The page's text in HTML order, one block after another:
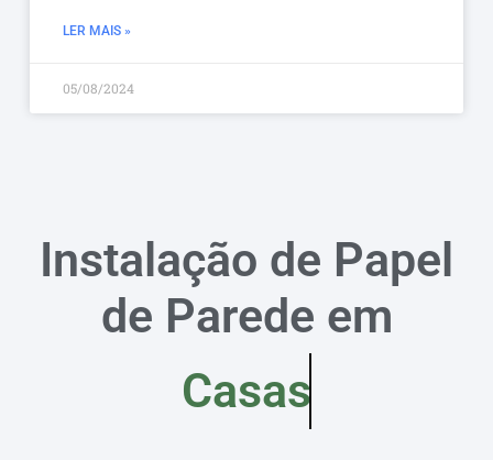
LER MAIS »
05/08/2024
Instalação de Papel
de Parede em
Casas